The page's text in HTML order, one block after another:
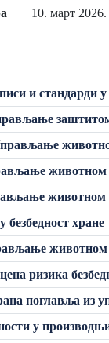
10. март 2026.
и стандарди у
заштитом
животном
животном
хране
животном
ризика
поглавља из
у